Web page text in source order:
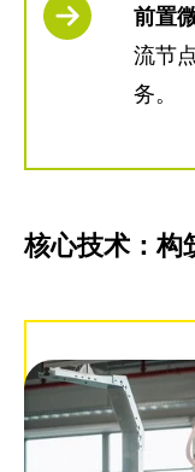
前置
流节
务。
核心技术：构